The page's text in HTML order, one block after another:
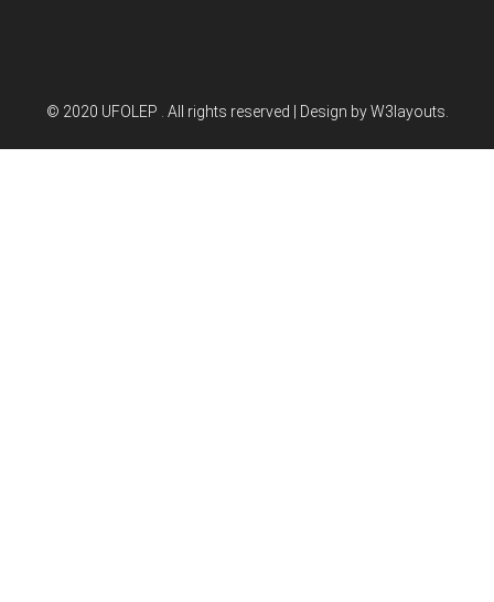
© 2020 UFOLEP . All rights reserved | Design byW3layouts.